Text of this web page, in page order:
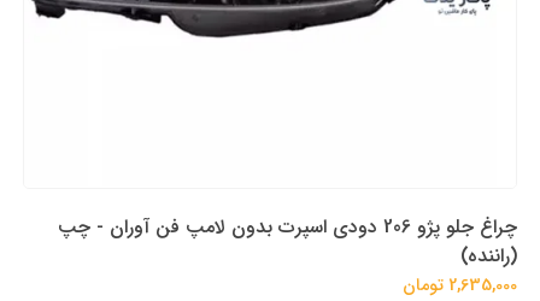
چراغ جلو پژو 206 دودی اسپرت بدون لامپ فن آوران - چپ
(راننده)
2,635,000 تومان